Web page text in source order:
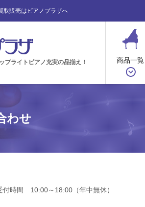
取販売はピアノプラザへ
プライトピアノ充実の品揃え！ 商品一覧
わせ
付時間 10:00～18:00（年中無休）